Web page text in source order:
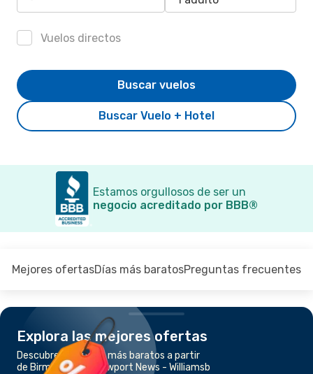
Vuelos directos
Buscar Vuelo + Hotel
Buscar vuelos
Estamos orgullosos de ser un
negocio acreditado por BBB®
Mejores ofertasDías más baratosPreguntas frecuentes
Explora las mejores ofertas
Descubre los vuelos más baratos a partir
de Birmingham a Newport News - Williamsb